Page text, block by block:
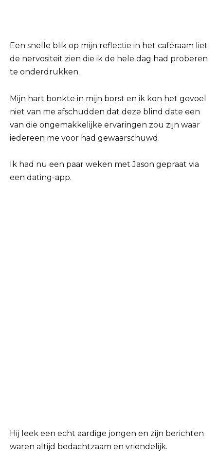
Een snelle blik op mijn reflectie in het caféraam liet
de nervositeit zien die ik de hele dag had proberen
te onderdrukken.
Mijn hart bonkte in mijn borst en ik kon het gevoel
niet van me afschudden dat deze blind date een
van die ongemakkelijke ervaringen zou zijn waar
iedereen me voor had gewaarschuwd.
Ik had nu een paar weken met Jason gepraat via
een dating-app.
Hij leek een echt aardige jongen en zijn berichten
waren altijd bedachtzaam en vriendelijk.